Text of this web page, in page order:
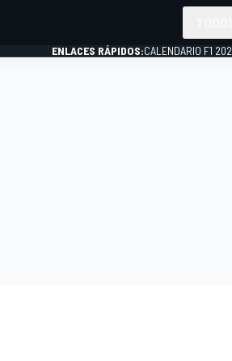
ENLACES RÁPIDOS:CALENDARIO F1